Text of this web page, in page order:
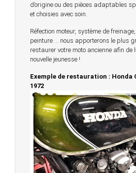
d’origine ou des pièces adaptables
et choisies avec soin.
Réfection moteur, système de
peinture … nous apporterons le plus
restaurer votre moto ancienne afin de
nouvelle jeunesse !
Exemple de restauration : Honda
1972
© 2023 -Chambourcy Motos 78
Forêt - 78240 -
Garage Motos et Scooters
service entre Saint Germain